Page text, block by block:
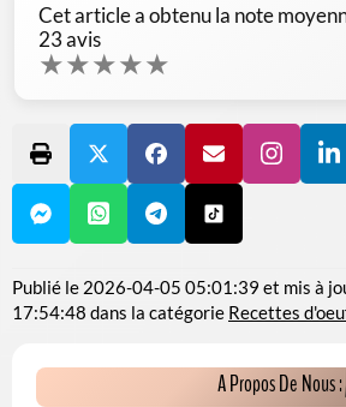
Cet article a obtenu la note
23avis
★★★★★
Publié le 2026-04-05 05:01:39 et mis à
17:54:48 dans la catégorie Recettes
A Propos De Nous :